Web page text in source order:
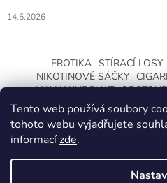
Tento web používá soubory
tohoto webu vyjadřujete
informacízde.
14.5.2026
EROTIKA STÍRACÍ LOSY
NIKOTINOVÉ SÁČKY
JAK NAKUPOVAT